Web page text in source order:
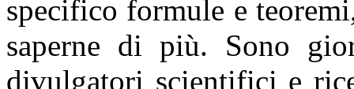
specifico formule e
saperne di più. Sono
divulgatori scientifici e